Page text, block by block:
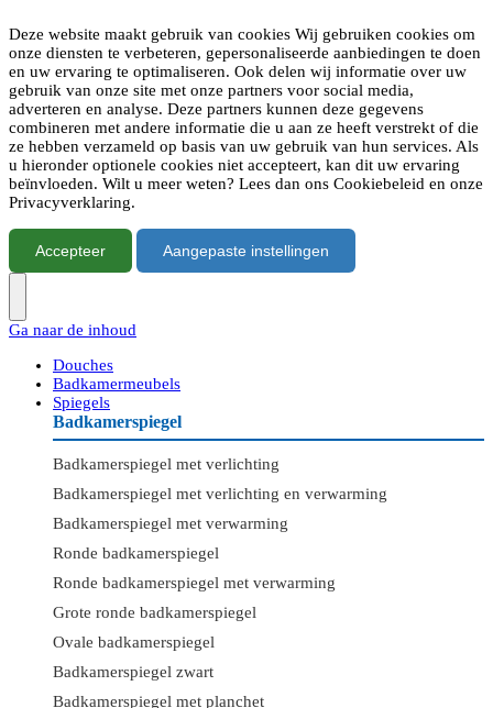
Deze website maakt gebruik van cookies Wij gebruiken cookies om
onze diensten te verbeteren, gepersonaliseerde aanbiedingen te doen
en uw ervaring te optimaliseren. Ook delen wij informatie over uw
gebruik van onze site met onze partners voor social media,
adverteren en analyse. Deze partners kunnen deze gegevens
combineren met andere informatie die u aan ze heeft verstrekt of die
ze hebben verzameld op basis van uw gebruik van hun services. Als
u hieronder optionele cookies niet accepteert, kan dit uw ervaring
beïnvloeden. Wilt u meer weten? Lees dan ons Cookiebeleid en onze
Privacyverklaring.
Accepteer Aangepaste instellingen
Ga naar de inhoud
Douches
Badkamermeubels
Spiegels
Badkamerspiegel
Badkamerspiegel met verlichting
Badkamerspiegel met verlichting en verwarming
Badkamerspiegel met verwarming
Ronde badkamerspiegel
Ronde badkamerspiegel met verwarming
Grote ronde badkamerspiegel
Ovale badkamerspiegel
Badkamerspiegel zwart
Badkamerspiegel met planchet